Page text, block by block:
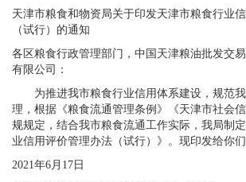
天津市粮食和物资局关于印发天津市粮食行业
（试行）的通知
各区粮食行政管理部门，中国天津粮油批发交
有限公司：
为推进我市粮食行业信用体系建设，规范我
理，根据《粮食流通管理条例》《天津市社会
规规定，结合我市粮食流通工作实际，我局制
业信用评价管理办法（试行）》。现印发给你们
2021年6月17日